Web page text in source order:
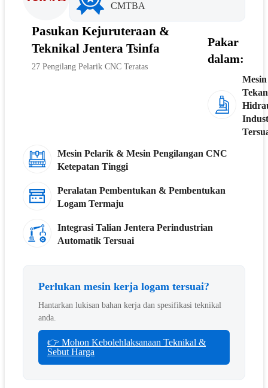
Pasukan Kejuruteraan &
Teknikal Jentera Tsinfa
27 Pengilang Pelarik CNC Teratas
CMTBA
Pakar
dalam:
Mesin
Tekan
Mesin Pelarik & Mesin Pengilangan CNC
Ketepatan Tinggi
Peralatan Pembentukan & Pembentukan
Logam Termaju
Integrasi Talian Jentera Perindustrian
Automatik Tersuai
Perlukan mesin kerja logam tersuai?
Hantarkan lukisan bahan kerja dan spesifikasi teknikal
anda.
👉 Mohon Kebolehlaksanaan Teknikal &
Sebut Harga